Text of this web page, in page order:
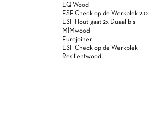
EQ-Wood
ESF Check op de Werkplek 2.0
ESF Hout gaat 2x Duaal bis
MIMwood
Eurojoiner
ESF Check op de Werkplek
Resilientwood